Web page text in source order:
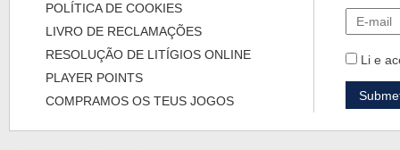
POLÍTICA DE COOKIES
LIVRO DE RECLAMAÇÕES
RESOLUÇÃO DE LITÍGIOS ONLINE
PLAYER POINTS
COMPRAMOS OS TEUS JOGOS
Li e